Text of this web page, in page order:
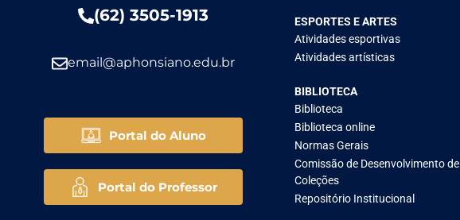
(62) 3505-1913
email@aphonsiano.edu.br
Portal do Aluno
Portal do Professor
ESPORTES E ARTES
Atividades esportivas
Atividades artísticas
BIBLIOTECA
Biblioteca
Biblioteca online
Normas Gerais
Comissão de Desenvolvimento de
Coleções
Repositório Institucional